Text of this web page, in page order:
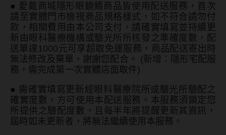
EverColor艾薇卡
Pony Pallet魔彩盤
CRYSTE晶瞳
DECORATIVE視妝美
SAMI佐美
PienAge
T-Garden CRUUM
● 愛戴商城隱形眼鏡類商品皆使用配送服務，首次
請至實體門市檢視商品規格樣式，如不符合請勿付
款，相關費用由本公司支付，請確實填寫並持續更
新由眼科醫療機構或驗光所所核發之準確度數，配
送單達1000元可享超取免運服務，商品配送寄出時
無法修改及棄單，謝謝您配合。 (新增：隱形宅配服
務，需完成第一次實體店面取件)
● 需確實填寫更新經眼科醫療院所或驗光所驗配之
確實度數，方可使用本配送服務。本服務須鎖定您
所提供之驗配度數，且每半年將提醒更新其資訊，
屆時如未更新者，將無法繼續使用本服務。